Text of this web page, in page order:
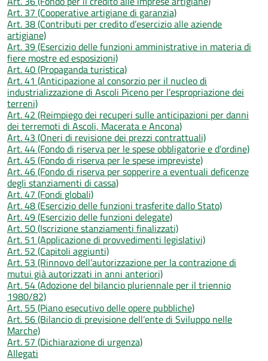
Art. 37 (Cooperative artigiane di garanzia)
Art. 38 (Contributi per credito d’esercizio alle aziende
artigiane)
Art. 39 (Esercizio delle funzioni amministrative in materia di
fiere mostre ed esposizioni)
Art. 40 (Propaganda turistica)
Art. 41 (Anticipazione al consorzio per il nucleo di
industrializzazione di Ascoli Piceno per l’espropriazione dei
terreni)
Art. 42 (Reimpiego dei recuperi sulle anticipazioni per danni
dei terremoti di Ascoli, Macerata e Ancona)
Art. 43 (Oneri di revisione dei prezzi contrattuali)
Art. 44 (Fondo di riserva per le spese obbligatorie e d’ordine)
Art. 45 (Fondo di riserva per le spese impreviste)
Art. 46 (Fondo di riserva per sopperire a eventuali deficenze
degli stanziamenti di cassa)
Art. 47 (Fondi globali)
Art. 48 (Esercizio delle funzioni trasferite dallo Stato)
Art. 49 (Esercizio delle funzioni delegate)
Art. 50 (Iscrizione stanziamenti finalizzati)
Art. 51 (Applicazione di provvedimenti legislativi)
Art. 52 (Capitoli aggiunti)
Art. 53 (Rinnovo dell’autorizzazione per la contrazione di
mutui già autorizzati in anni anteriori)
Art. 54 (Adozione del bilancio pluriennale per il triennio
1980/82)
Art. 55 (Piano esecutivo delle opere pubbliche)
Art. 56 (Bilancio di previsione dell’ente di Sviluppo nelle
Marche)
Art. 57 (Dichiarazione di urgenza)
Allegati